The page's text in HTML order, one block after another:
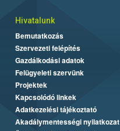
Hivatalunk
Bemutatkozás
Szervezeti felépítés
Gazdálkodási adatok
Felügyeleti szervünk
Projektek
Kapcsolódó linkek
Adatkezelési tájékoztató
Akadálymentességi nyilatkozat